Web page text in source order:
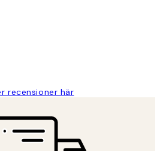
recensioner här